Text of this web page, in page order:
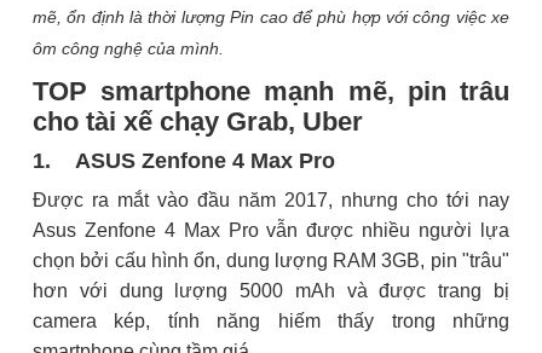
mẽ, ổn định là thời lượng Pin cao để phù hợp với công việc xe
ôm công nghệ của mình.
TOP smartphone mạnh mẽ, pin trâu
cho tài xế chạy Grab, Uber
1. ASUS Zenfone 4 Max Pro
Được ra mắt vào đầu năm 2017, nhưng cho tới nay
Asus Zenfone 4 Max Pro vẫn được nhiều người lựa
chọn bởi cấu hình ổn, dung lượng RAM 3GB, pin "trâu"
hơn với dung lượng 5000 mAh và được trang bị
camera kép, tính năng hiếm thấy trong những